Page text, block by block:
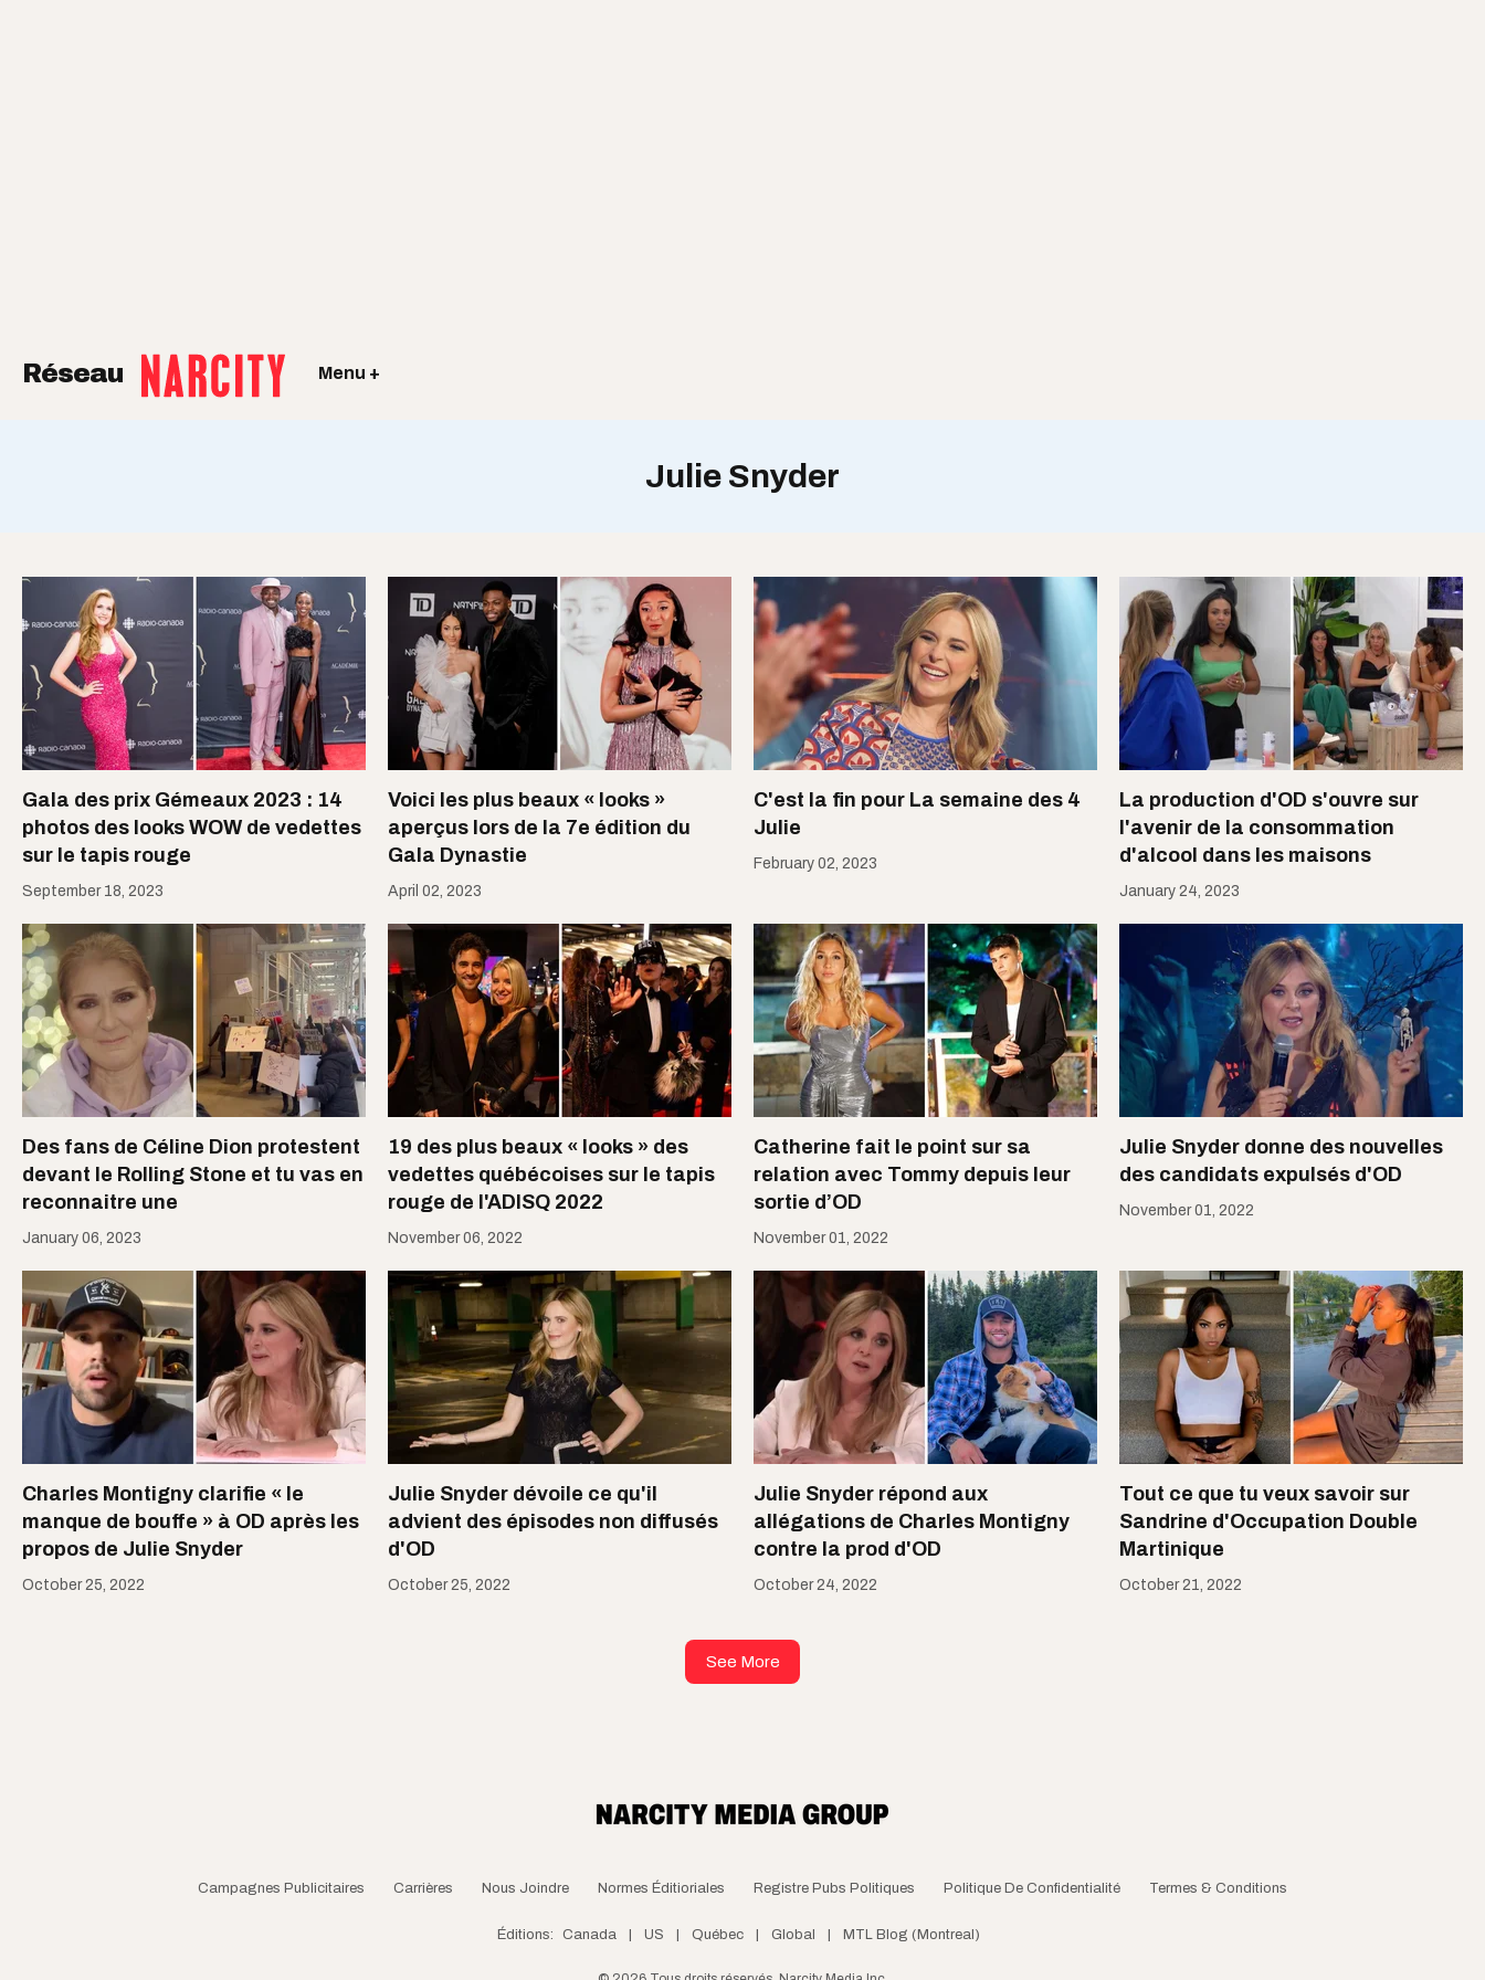
Réseau Menu +
Julie Snyder
Gala des prix Gémeaux 2023 : 14
photos des looks WOW de vedettes
sur le tapis rouge
September 18, 2023
Voici les plus beaux « looks »
aperçus lors de la 7e édition du
Gala Dynastie
April 02, 2023
C'est la fin pour La semaine des 4
Julie
February 02, 2023
La production d'OD s'ouvre sur
l'avenir de la consommation
d'alcool dans les maisons
January 24, 2023
Des fans de Céline Dion protestent
devant le Rolling Stone et tu vas en
reconnaitre une
January 06, 2023
19 des plus beaux « looks » des
vedettes québécoises sur le tapis
rouge de l'ADISQ 2022
November 06, 2022
Catherine fait le point sur sa
relation avec Tommy depuis leur
sortie d’OD
November 01, 2022
Julie Snyder donne des nouvelles
des candidats expulsés d'OD
November 01, 2022
Charles Montigny clarifie « le
manque de bouffe » à OD après les
propos de Julie Snyder
October 25, 2022
Julie Snyder dévoile ce qu'il
advient des épisodes non diffusés
d'OD
October 25, 2022
Julie Snyder répond aux
allégations de Charles Montigny
contre la prod d'OD
October 24, 2022
Tout ce que tu veux savoir sur
Sandrine d'Occupation Double
Martinique
October 21, 2022
See More
Campagnes Publicitaires Carrières Nous Joindre Normes Éditioriales Registre Pubs Politiques Politique De Confidentialité Termes & Conditions
Éditions: Canada | US | Québec | Global | MTL Blog (Montreal)